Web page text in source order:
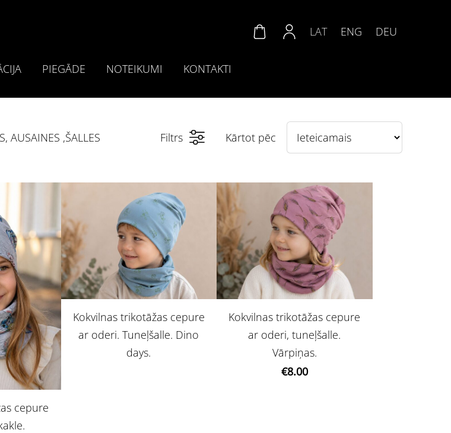
PIEGĀDE NOTEIKUMI KONTAKTI
LAT ENG DEU
AUSAINES ,ŠALLES Filtrs Kārtot pēc
cepure
Kokvilnas trikotāžas cepure
ar oderi. Tuneļšalle. Dino
days.
Kokvilnas trikotāžas cepure
ar oderi, tuneļšalle.
Vārpiņas.
€8.00